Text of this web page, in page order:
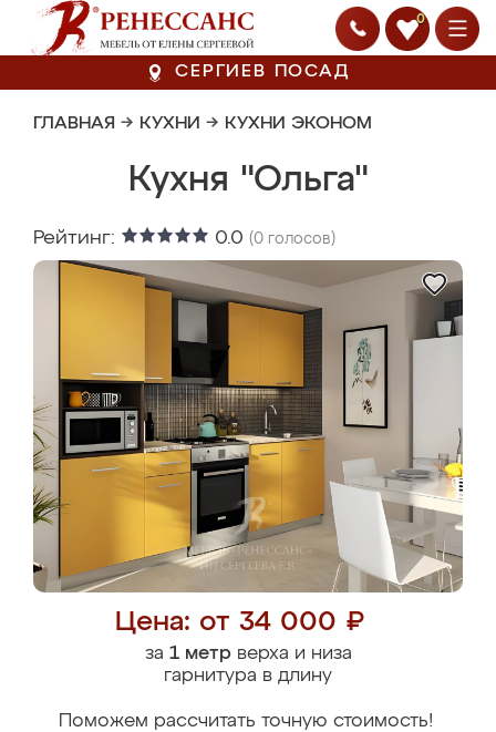
0
СЕРГИЕВ ПОСАД
ГЛАВНАЯ → КУХНИ → КУХНИ ЭКОНОМ
Кухня "Ольга"
Рейтинг: 0.0 (0 голосов)
Цена: от 34 000 ₽
за 1 метрверха и низа
гарнитура в длину
Поможем рассчитать точную стоимость!